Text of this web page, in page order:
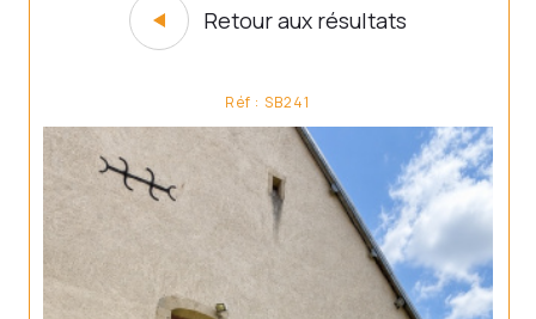
Retour aux résultats
Réf : SB241